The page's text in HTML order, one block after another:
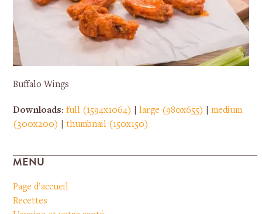
Buffalo Wings
Downloads:full (1594x1064) |large (980x655) |medium
(300x200)
|thumbnail (150x150)
MENU
Page d’accueil
Recettes